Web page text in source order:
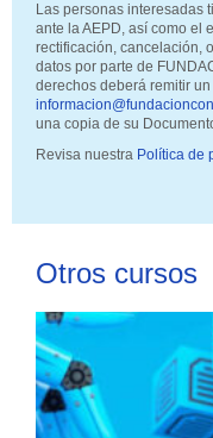
Las personas interesadas
ante la AEPD, así como el
rectificación, cancelación,
datos por parte de
derechos deberá remitir
una copia de su
Revisa nuestra Política de
Otros cursos